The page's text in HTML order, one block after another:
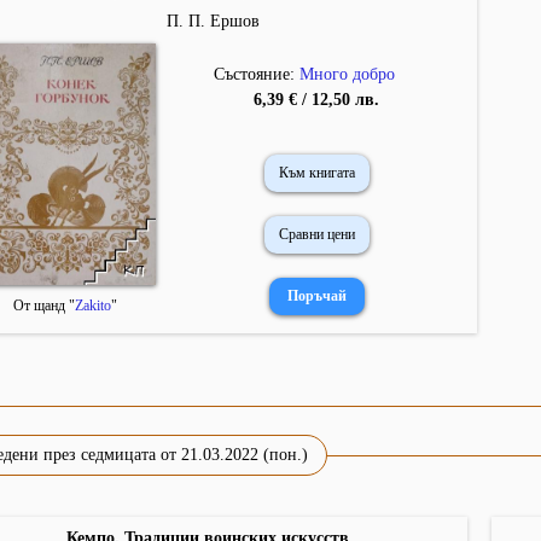
П. П. Ершов
От щанд "Zakito"
Състояние:Много добро
6,39 € / 12,50 лв.
Към книгата
Сравни цени
през седмицата от 21.03.2022 (пон.)